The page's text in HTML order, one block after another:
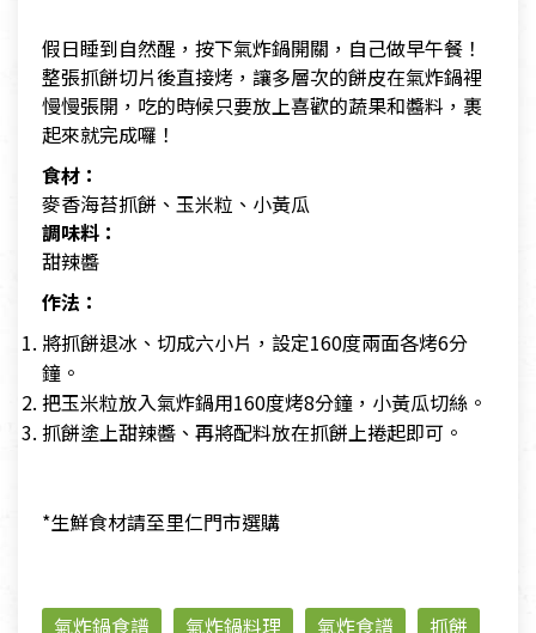
假日睡到自然醒，按下氣炸鍋開關，自己做早午餐！
整張抓餅切片後直接烤，讓多層次的餅皮在氣炸鍋裡
慢慢張開，吃的時候只要放上喜歡的蔬果和醬料，裹
起來就完成囉！
食材：
麥香海苔抓餅、玉米粒、小黃瓜
調味料：
甜辣醬
作法：
將抓餅退冰、切成六小片，設定160度兩面各烤6分
鐘。
把玉米粒放入氣炸鍋用160度烤8分鐘，小黃瓜切絲。
抓餅塗上甜辣醬、再將配料放在抓餅上捲起即可。
*生鮮食材請至里仁門市選購
氣炸鍋食譜 氣炸鍋料理 氣炸食譜
抓餅